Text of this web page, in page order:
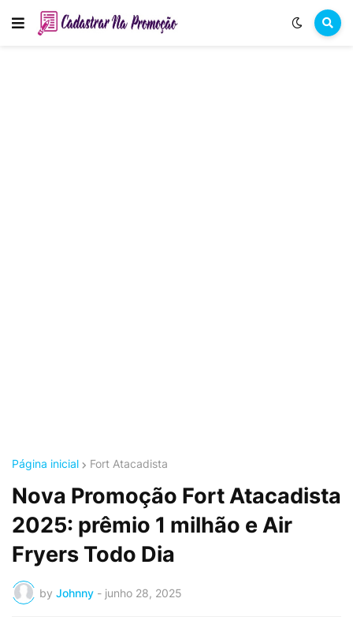
Página inicial Fort Atacadista
Nova Promoção Fort Atacadista
2025: prêmio 1 milhão e Air
Fryers Todo Dia
by Johnny - junho 28, 2025